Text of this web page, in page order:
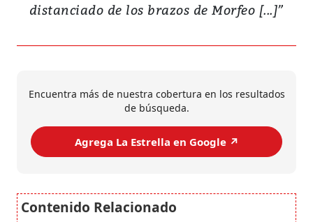
distanciado de los brazos de Morfeo [...]”
Encuentra más de nuestra cobertura en los resultados
de búsqueda.
Agrega La Estrella en Google ↗️